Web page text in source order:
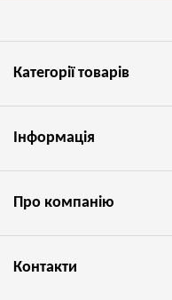
Категорії товарів
Інформація
Про компанію
Контакти